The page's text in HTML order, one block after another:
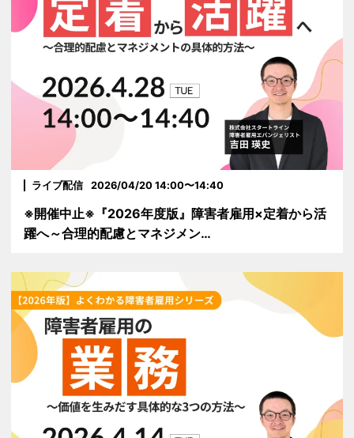
ライブ配信 2026/04/20 14:00〜14:40
※開催中止※『2026年度版』障害者雇用×定着から活
躍へ～合理的配慮とマネジメン…